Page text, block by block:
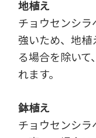
地植え
チョウセンシ
強いため、地
る場合を除い
れます。
鉢植え
チョウセンシ